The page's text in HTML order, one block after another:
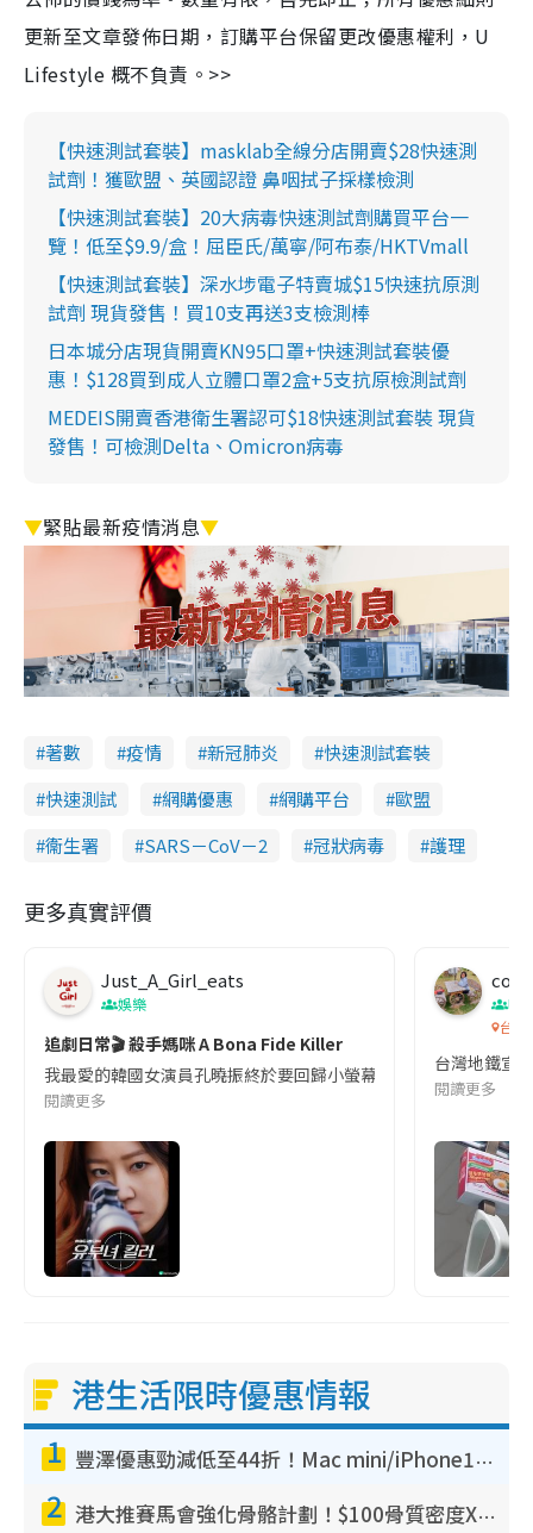
更新至文章發佈日期，訂購平台保留更改優惠權利，U
Lifestyle 概不負責。>>
【快速測試套裝】masklab全線分店開賣$28快速測
試劑！獲歐盟、英國認證 鼻咽拭子採樣檢測
【快速測試套裝】20大病毒快速測試劑購買平台一
覽！低至$9.9/盒！屈臣氏/萬寧/阿布泰/HKTVmall
【快速測試套裝】深水埗電子特賣城$15快速抗原測
試劑 現貨發售！買10支再送3支檢測棒
日本城分店現貨開賣KN95口罩+快速測試套裝優
惠！$128買到成人立體口罩2盒+5支抗原檢測試劑
MEDEIS開賣香港衛生署認可$18快速測試套裝 現貨
發售！可檢測Delta、Omicron病毒
▼緊貼最新疫情消息▼
著數 疫情 新冠肺炎
快速測試套裝
快速測試
網購優惠 網購平台
歐盟
衞生署
SARS－CoV－2 冠狀病毒 護理
更多真實評價
Just_A_Girl_eats
娛樂
追劇日常🎬 殺手媽咪 A Bona Fide Killer
我最愛的韓國女演員孔曉振終於要回歸小螢幕啦!這次的劇本改編
閱讀更多
co
吹
台灣
台灣地鐵宣
閱讀更多
港生活限時優惠情報
1 豐澤優惠勁減低至44折！Mac mini/iPhone17Pro大減價！廚房家電$220起
2 港大推賽馬會強化骨骼計劃！$100骨質密度X光檢查 完成免費運動訓練送超市禮券！附參加資格